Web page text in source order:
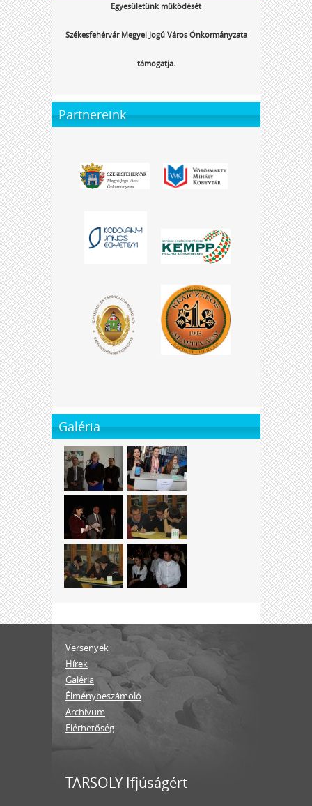
Egyesületünk működését
Székesfehérvár Megyei Jogú Város Önkormányzata
támogatja.
Partnereink
Galéria
Versenyek
Hírek
Galéria
Élménybeszámoló
Archívum
Elérhetőség
TARSOLY Ifjúságért